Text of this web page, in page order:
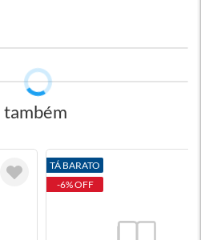
TÁ BARATO
-6% OFF